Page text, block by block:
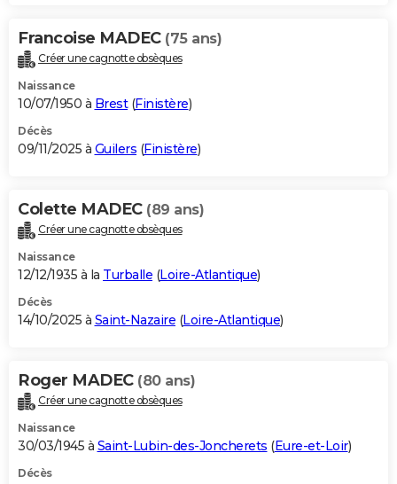
Francoise MADEC (75 ans)
Créer une cagnotte obsèques
Naissance
10/07/1950 à Brest(Finistère)
Décès
09/11/2025 à Guilers (Finistère)
Colette MADEC (89 ans)
Créer une cagnotte obsèques
Naissance
12/12/1935 à la Turballe (Loire-Atlantique)
Décès
14/10/2025 à Saint-Nazaire (Loire-Atlantique)
Roger MADEC (80 ans)
Créer une cagnotte obsèques
Naissance
30/03/1945 à Saint-Lubin-des-Joncherets (Eure-et-Loir)
Décès